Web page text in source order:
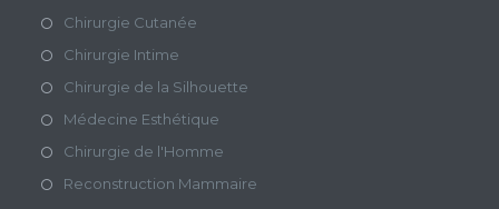
Chirurgie Cutanée
Chirurgie Intime
Chirurgie de la Silhouette
Médecine Esthétique
Chirurgie de l'Homme
Reconstruction Mammaire